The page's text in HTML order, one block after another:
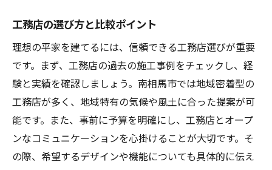
工務店の選び方と比較ポイント
理想の平家を建てるには、信頼できる工務店選びが重要
です。まず、工務店の過去の施工事例をチェックし、経
験と実績を確認しましょう。南相馬市では地域密着型の
工務店が多く、地域特有の気候や風土に合った提案が可
能です。また、事前に予算を明確にし、工務店とオープ
ンなコミュニケーションを心掛けることが大切です。そ
の際、希望するデザインや機能についても具体的に伝え